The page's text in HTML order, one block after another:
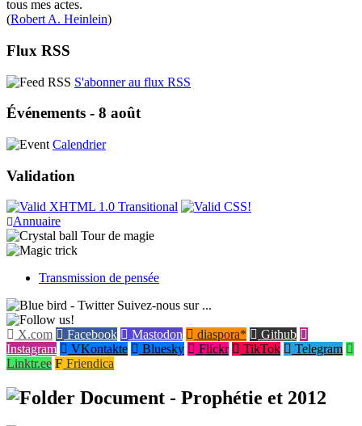
tous mes actes.
(Robert A. Heinlein)
Flux RSS
S'abonner au flux RSS
Événements - 8 août
Calendrier
Validation
Annuaire
Tour de magie
Transmission de pensée
Suivez-nous sur ...
X.com Facebook Mastodon diaspora*
Github
Instagram
VKontakte Bluesky Flickr TikTok
Telegram
Linktr.ee
Friendica
Document - Prophétie et 2012